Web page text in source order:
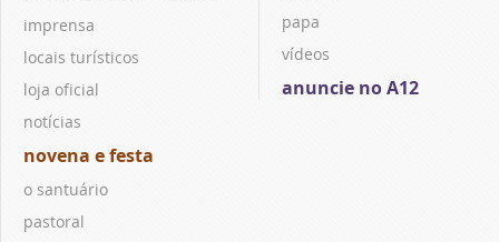
imprensa
locais turísticos
loja oficial
notícias
novena e festa
o santuário
pastoral
papa
vídeos
anuncie no A12